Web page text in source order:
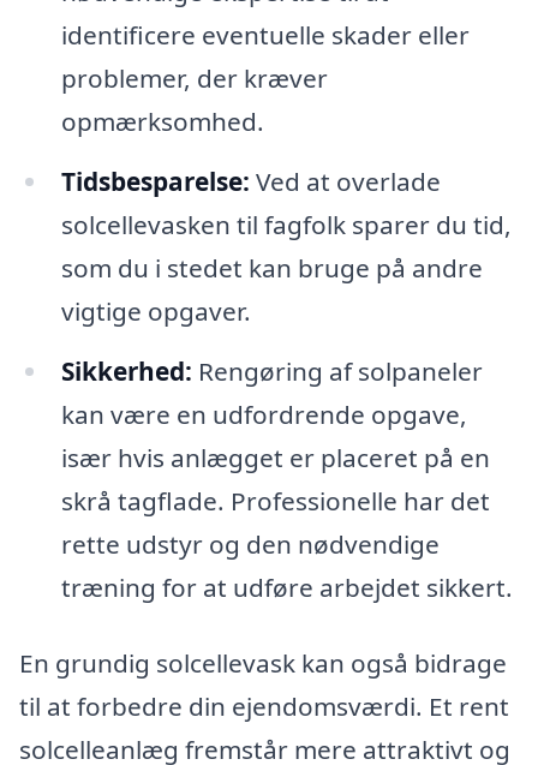
identificere eventuelle skader eller
problemer, der kræver
opmærksomhed.
Tidsbesparelse: Ved at overlade
solcellevasken til fagfolk sparer du tid,
som du i stedet kan bruge på andre
vigtige opgaver.
Sikkerhed: Rengøring af solpaneler
kan være en udfordrende opgave,
især hvis anlægget er placeret på en
skrå tagflade. Professionelle har det
rette udstyr og den nødvendige
træning for at udføre arbejdet sikkert.
En grundig solcellevask kan også bidrage
til at forbedre din ejendomsværdi. Et rent
solcelleanlæg fremstår mere attraktivt og